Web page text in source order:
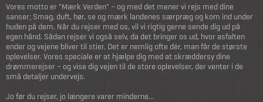
Vores motto er "Mærk Verden" – og med det mener vi rejs med dine
sanser; Smag, duft, hør, se og mærk landenes særpræg og kom ind under
huden på dem. Når du rejser med os, vil vi rigtig gerne sende dig ud på
egen hånd. Sådan rejser vi også selv, da det bringer os ud, hvor asfalten
ender og vejene bliver til stier. Det er nemlig ofte dér, man får de største
oplevelser. Vores speciale er at hjælpe dig med at skræddersy dine
drømmerejser – og vise dig vejen til de store oplevelser, der venter i de
små detaljer undervejs.
Jo før du rejser, jo længere varer minderne...